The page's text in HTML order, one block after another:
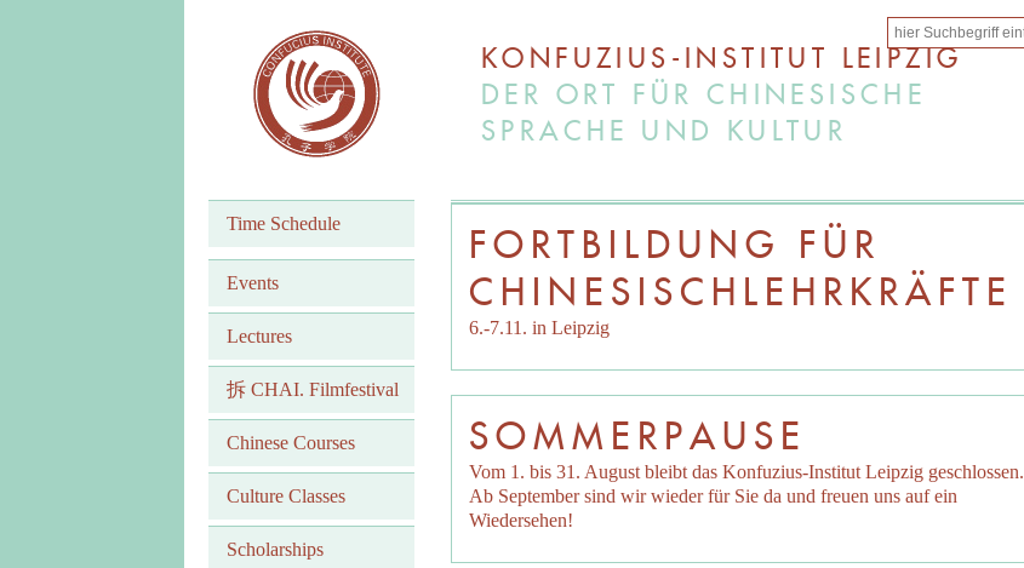
KONFUZIUS-INSTITUT LEIPZIG
DER ORT FÜR CHINESISCHE
SPRACHE UND KULTUR
Time Schedule
Events
Lectures
拆 CHAI. Filmfestival
Chinese Courses
Culture Classes
Scholarships
FORTBILDUNG FÜR
CHINESISCHLEHRKRÄFTE
6.-7.11. in Leipzig
SOMMERPAUSE
Vom 1. bis 31. August bleibt das Konfuzius-Institut Leipzig geschlossen.
Ab September sind wir wieder für Sie da und freuen uns auf ein
Wiedersehen!